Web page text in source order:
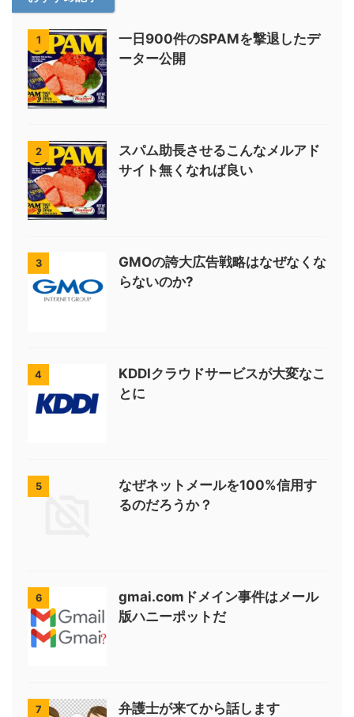
1
一日900件のSPAMを撃退したデ
ーター公開
2
スパム助長させるこんなメルアド
サイト無くなれば良い
3
GMOの誇大広告戦略はなぜなくな
らないのか?
4
KDDIクラウドサービスが大変なこ
とに
5
なぜネットメールを100%信用す
るのだろうか？
6
gmai.comドメイン事件はメール
版ハニーポットだ
7 弁護士が来てから話します